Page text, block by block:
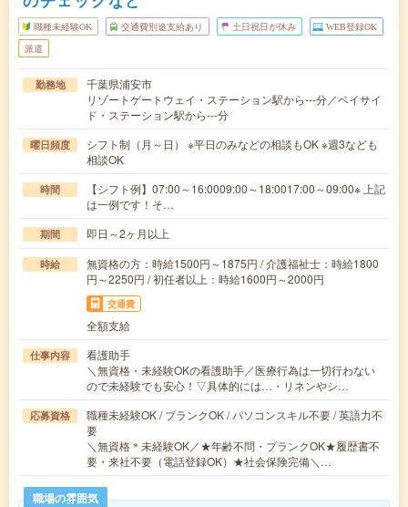
職種未経験OK 交通費別途支給あり 土日祝日が休み WEB登録OK
派遣
勤務地
千葉県浦安市
リゾートゲートウェイ・ステーション駅から---分／ベイサイ
ド・ステーション駅から---分
曜日頻度
シフト制（月～日） ※平日のみなどの相談もOK ※週3なども
相談OK
時間
【シフト例】07:00～16:0009:00～18:0017:00～09:00※ 上記
は一例です！そ…
期間 即日～2ヶ月以上
時給
無資格の方：時給1500円～1875円 / 介護福祉士：時給1800
円～2250円 / 初任者以上：時給1600円～2000円
交通費
全額支給
仕事内容
看護助手
＼無資格・未経験OKの看護助手／医療行為は一切行わない
ので未経験でも安心！▽具体的には…・リネンやシ…
応募資格
職種未経験OK / ブランクOK / パソコンスキル不要 / 英語力不
要
＼無資格＊未経験OK／★年齢不問・ブランクOK★履歴書不
要・来社不要（電話登録OK）★社会保険完備＼…
職場の雰囲気